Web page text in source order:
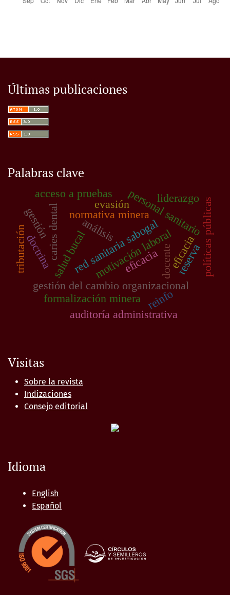
Últimas publicaciones
Palabras clave
gestión del cambio organizacional
motivación laboral
personal sanitario
red sanitaria sabogal
salud bucal
caries dental
docente
análisis
doctrina
formalización minera reinfo
normativa minera políticas públicas
auditoría administrativa
evasión
tributación
acceso a pruebas
eficacia eficacia
liderazgo
gestión
reserva
Visitas
Sobre la revista
Indizaciones
Consejo editorial
Idioma
English
Español